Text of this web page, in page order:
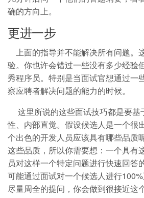
确的方向上。
更进一步
上面的指导并不能解决所有问题。
验。你也许会错过一些没有多少经验
秀程序员。特别是当面试官想通过一
察应聘者解决问题的能力的时候。
这里所说的这些面试技巧都是要基
性、内部直觉。假设候选人是一个很
个出色的开发人员应该具有哪些品质
这些品质，所以你需要想：一个具有
员对这样一个特定问题进行快速回答
可能通过面试对一个候选人进行
尽量周全的提问，你会做到很接近这